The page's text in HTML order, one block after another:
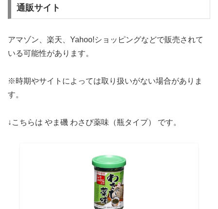
通販サイト
アマゾン、楽天、Yahoo!ショッピングなどで販売されて
いる可能性があります。
※時期やサイトによっては取り扱いがない場合がありま
す。
↓こちらは やま磯 わさび薬味（瓶タイプ） です。